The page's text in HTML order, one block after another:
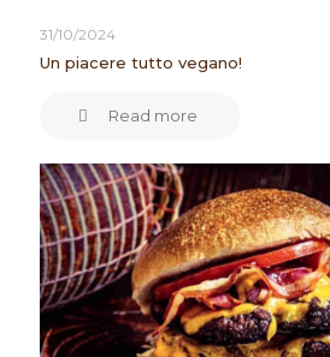
31/10/2024
Un piacere tutto vegano!
Read more